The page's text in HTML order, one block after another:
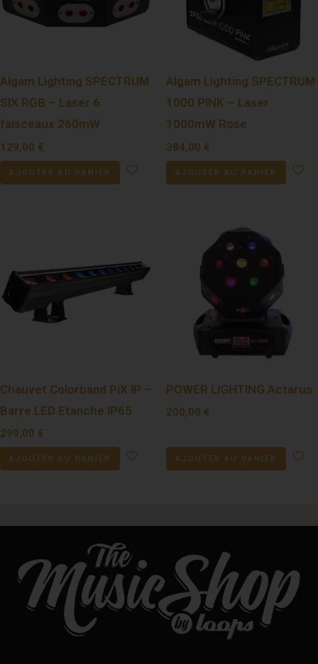
Algam Lighting SPECTRUM
SIX RGB – Laser 6
faisceaux 260mW
129,00 €
AJOUTER AU PANIER
Algam Lighting SPECTRUM
1000 PINK – Laser
1000mW Rose
384,00 €
AJOUTER AU PANIER
Chauvet Colorband PiX IP –
Barre LED Etanche IP65
299,00 €
AJOUTER AU PANIER
POWER LIGHTING Actarus
200,00 €
AJOUTER AU PANIER